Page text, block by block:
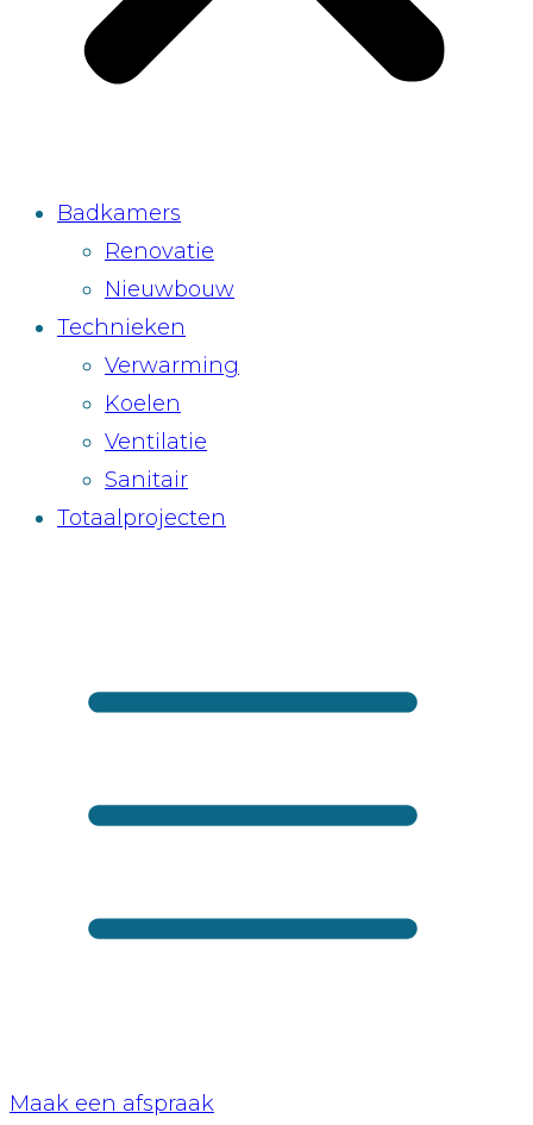
Badkamers
Renovatie
Nieuwbouw
Technieken
Verwarming
Koelen
Ventilatie
Sanitair
Totaalprojecten
Maak een afspraak